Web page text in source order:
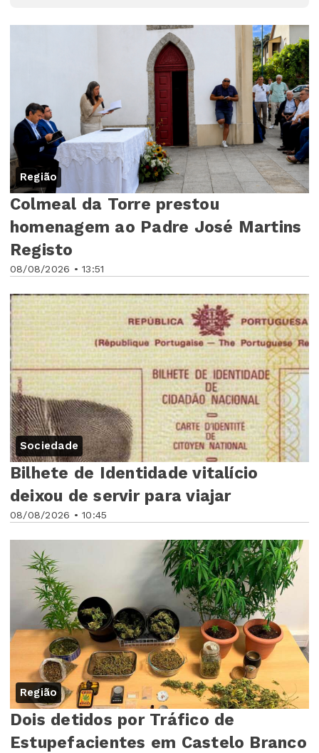
Região
08/08/2026 • 13:51
Colmeal da Torre prestou
homenagem ao Padre José Martins
Registo
Sociedade
08/08/2026 • 10:45
Bilhete de Identidade vitalício
deixou de servir para viajar
Região
Dois detidos por Tráfico de
Estupefacientes em Castelo Branco